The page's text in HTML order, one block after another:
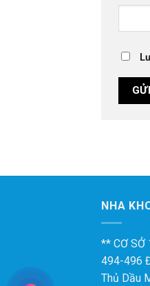
NHA
** CƠ SỞ
494-496
Thủ Dầu